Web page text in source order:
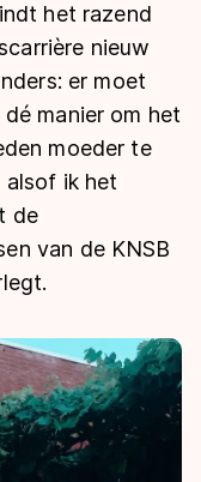
het razend
nieuw
er moet
manier om het
moeder te
ik het
de
van de KNSB